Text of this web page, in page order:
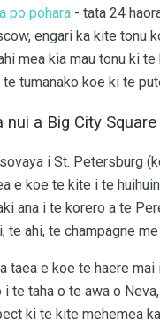
po pohara - tata 24
engari ka kite tonu
mea kia mau tonu ki te
tumanako koe ki te
nui a Big City Square
i St. Petersburg
e koe te kite i te
ana i te korero a te
te ahi, te champagne
taea e koe te haere mai
te taha o te awa o
ki te kite mehemea